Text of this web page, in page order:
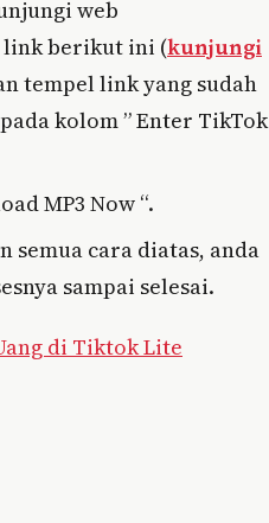
web
berikut ini (kunjungi
tempel link yang sudah
kolom ” Enter TikTok
MP3 Now “.
semua cara diatas, anda
sampai selesai.
di Tiktok Lite